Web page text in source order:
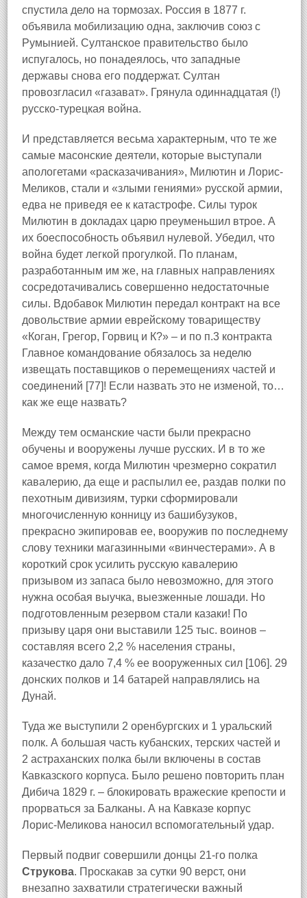
спустила дело на тормозах. Россия в 1877 г.
объявила мобилизацию одна, заключив союз с
Румынией. Султанское правительство было
испугалось, но понадеялось, что западные
державы снова его поддержат. Султан
провозгласил «газават». Грянула одиннадцатая (!)
русско-турецкая война.
И представляется весьма характерным, что те же
самые масонские деятели, которые выступали
апологетами «расказачивания», Милютин и Лорис-
Меликов, стали и «злыми гениями» русской армии,
едва не приведя ее к катастрофе. Силы турок
Милютин в докладах царю преуменьшил втрое. А
их боеспособность объявил нулевой. Убедил, что
война будет легкой прогулкой. По планам,
разработанным им же, на главных направлениях
сосредотачивались совершенно недостаточные
силы. Вдобавок Милютин передал контракт на все
довольствие армии еврейскому товариществу
«Коган, Грегор, Горвиц и К?» – и по п.3 контракта
Главное командование обязалось за неделю
извещать поставщиков о перемещениях частей и
соединений [77]! Если назвать это не изменой, то…
как же еще назвать?
Между тем османские части были прекрасно
обучены и вооружены лучше русских. И в то же
самое время, когда Милютин чрезмерно сократил
кавалерию, да еще и распылил ее, раздав полки по
пехотным дивизиям, турки сформировали
многочисленную конницу из башибузуков,
прекрасно экипировав ее, вооружив по последнему
слову техники магазинными «винчестерами». А в
короткий срок усилить русскую кавалерию
призывом из запаса было невозможно, для этого
нужна особая выучка, выезженные лошади. Но
подготовленным резервом стали казаки! По
призыву царя они выставили 125 тыс. воинов –
составляя всего 2,2 % населения страны,
казачестко дало 7,4 % ее вооруженных сил [106]. 29
донских полков и 14 батарей направлялись на
Дунай.
Туда же выступили 2 оренбургских и 1 уральский
полк. А большая часть кубанских, терских частей и
2 астраханских полка были включены в состав
Кавказского корпуса. Было решено повторить план
Дибича 1829 г. – блокировать вражеские крепости и
прорваться за Балканы. А на Кавказе корпус
Лорис-Меликова наносил вспомогательный удар.
Первый подвиг совершили донцы 21-го полка
Струкова. Проскакав за сутки 90 верст, они
внезапно захватили стратегически важный